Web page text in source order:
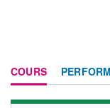
COURS